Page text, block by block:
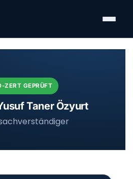
ZERT GEPRÜFT
Taner Özyurt